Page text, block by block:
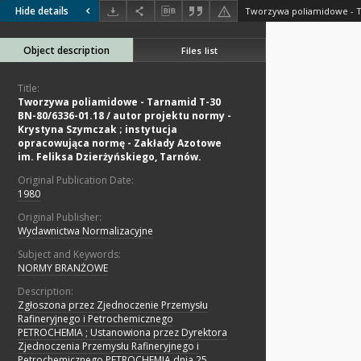
Hide details
Object description Files list
Title:
Tworzywa poliamidowe - Tarnamid T-30
BN-80/6336-01.18 / autor projektu normy -
Krystyna Szymczak ; instytucja
opracowująca normę - Zakłady Azotowe
im. Feliksa Dzierżyńskiego, Tarnów.
Original Publication Date:
1980
Original Publisher:
Wydawnictwa Normalizacyjne
Subject and Keywords:
NORMY BRANŻOWE
Description:
Zgłoszona przez Zjednoczenie Przemysłu
Rafineryjnego i Petrochemicznego
PETROCHEMIA ; Ustanowiona przez Dyrektora
Zjednoczenia Przemysłu Rafineryjnego i